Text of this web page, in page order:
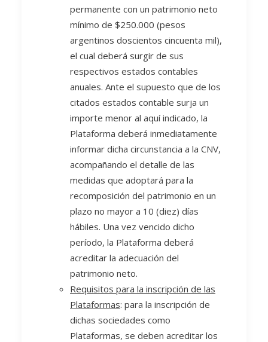
permanente con un patrimonio neto
mínimo de $250.000 (pesos
argentinos doscientos cincuenta mil),
el cual deberá surgir de sus
respectivos estados contables
anuales. Ante el supuesto que de los
citados estados contable surja un
importe menor al aquí indicado, la
Plataforma deberá inmediatamente
informar dicha circunstancia a la CNV,
acompañando el detalle de las
medidas que adoptará para la
recomposición del patrimonio en un
plazo no mayor a 10 (diez) días
hábiles. Una vez vencido dicho
período, la Plataforma deberá
acreditar la adecuación del
patrimonio neto.
Requisitos para la inscripción de las
Plataformas: para la inscripción de
dichas sociedades como
Plataformas, se deben acreditar los